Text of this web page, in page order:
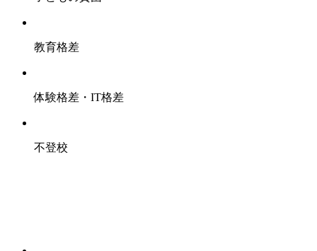
教育格差
体験格差・IT格差
不登校